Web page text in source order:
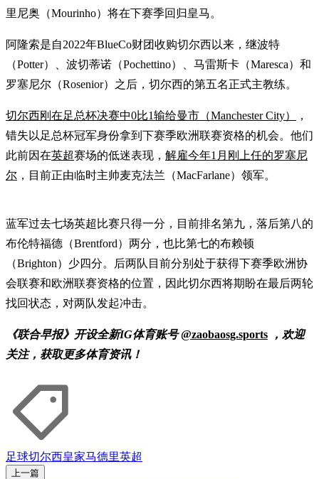
里尼奥（Mourinho）将在下赛季回归皇马。
阿隆索是自2022年BlueCo财团收购切尔西以来，继波特
（Potter）、波切蒂诺（Pochettino）、马雷斯卡（Maresca）和
罗塞尼尔（Rosenior）之后，切尔西的第五名正式主教练。
切尔西刚在足总杯决赛中0比1输给曼市（Manchester City）
，
错失以足总杯冠军身份拿到下赛季欧洲联赛资格的机会。他们
此前因在英超赛场的低迷表现， 解雇今年1月刚上任的罗塞尼
尔 ，目前正由临时主帅麦克法兰（MacFarlane）领军。
蓝军过去七场英超比赛只得一分，目前排名第九，落后第八的
布伦特福德（Brentford）两分，也比第七的布赖顿
（Brighton）少四分。后两队目前分别处于获得下赛季欧洲协
会联赛和欧洲联赛资格的位置，因此切尔西将期盼在最后两轮
找回状态，对两队发起冲击。
《联合早报》开设全新IG体育账号@zaobaosg.sports ，欢迎
关注，获取更多体育资讯！
足球切尔西皇家马德里英超
上一篇